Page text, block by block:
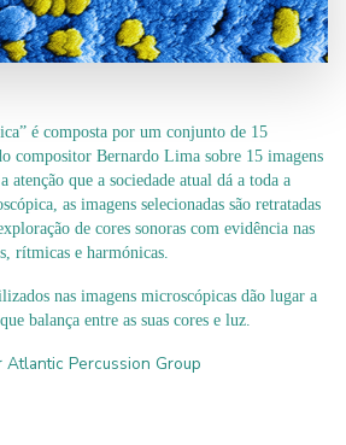
é composta por um conjunto de 15
compositor Bernardo Lima sobre 15 imagens
atenção que a sociedade atual dá a toda a
as imagens selecionadas são retratadas
de cores sonoras com evidência nas
rítmicas e harmónicas.
nas imagens microscópicas dão lugar a
balança entre as suas cores e luz.
Percussion Group